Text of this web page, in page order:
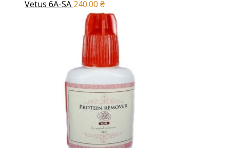
Vetus 6A-SA 240.00 ₴